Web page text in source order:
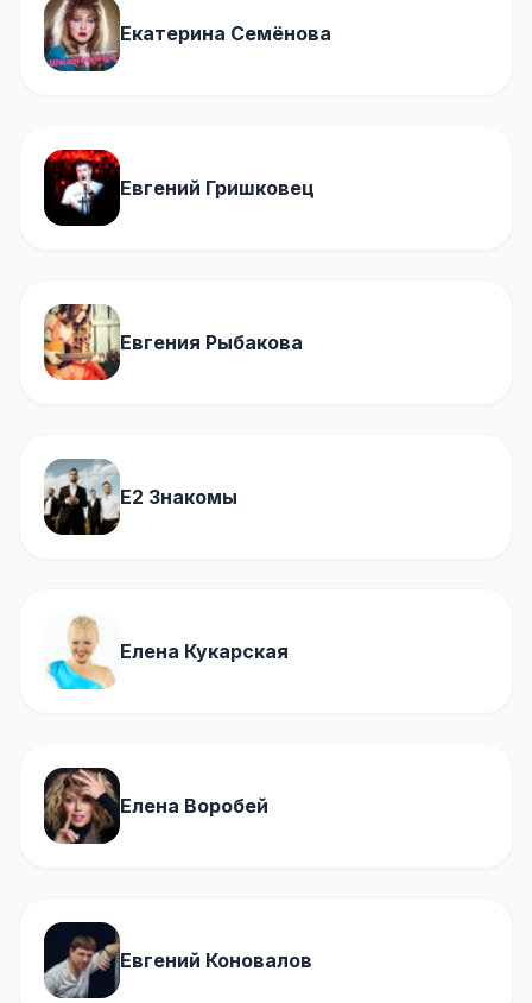
Екатерина Семёнова
Евгений Гришковец
Евгения Рыбакова
Е2 Знакомы
Елена Кукарская
Елена Воробей
Евгений Коновалов